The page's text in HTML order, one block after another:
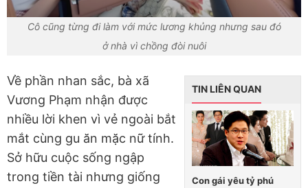
Cô cũng từng đi làm với mức lương khủng nhưng sau đó
ở nhà vì chồng đòi nuôi
TIN LIÊN QUAN
Con gái yêu tỷ phú
Về phần nhan sắc, bà xã
Vương Phạm nhận được
nhiều lời khen vì vẻ ngoài bắt
mắt cùng gu ăn mặc nữ tính.
Sở hữu cuộc sống ngập
trong tiền tài nhưng giống